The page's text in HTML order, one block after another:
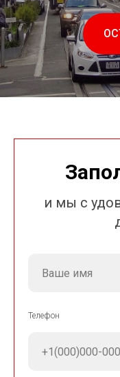
и мы с
Телефон